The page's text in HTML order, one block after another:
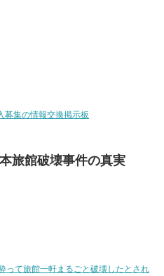
募集の情報交換掲示板
旅館破壊事件の真実
って旅館一軒まるごと破壊したとされ